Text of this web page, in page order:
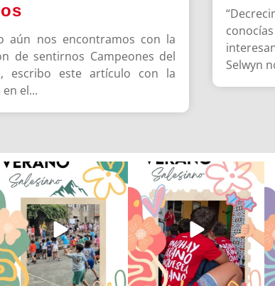
aún nos encontramos con la
de sentirnos Campeones del
escribo este artículo con la
el...
Selwyn
La diversión y la alegría también
se han sentido
92 0
No hay verano sin que sea
Salesiano ❤️💫 en Luz 4...
194 0